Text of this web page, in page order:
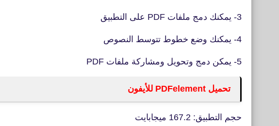
3- يمكنك دمج ملفات PDF على التطبيق
4- يمكنك وضع خطوط تتوسط النصوص
5- يمكن دمج وتحويل ومشاركة ملفات PDF
تحميل PDFelement للأيفون
حجم التطبيق: 167.2 ميجابايت